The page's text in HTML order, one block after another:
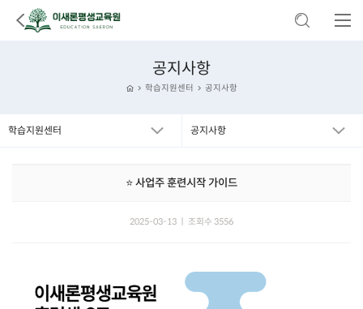
공지사항
학습지원센터 공지사항
학습지원센터 공지사항
⭐ 사업주 훈련시작 가이드
2025-03-13 ㅣ 조회수 3556